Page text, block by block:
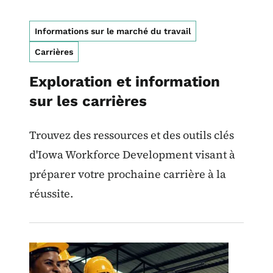
Informations sur le marché du travail
Carrières
Exploration et information
sur les carrières
Trouvez des ressources et des outils clés
d'Iowa Workforce Development visant à
préparer votre prochaine carrière à la
réussite.
Image